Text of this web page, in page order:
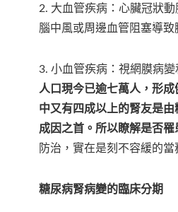
2. 大血管疾病：心臟冠狀動
腦中風或周邊血管阻塞導致
3. 小血管疾病：視網膜病變
人口現今已逾七萬人，形
中又有四成以上的腎友是
成因之首。所以瞭解是否罹
防治，實在是刻不容緩的當
糖尿病腎病變的臨床分期